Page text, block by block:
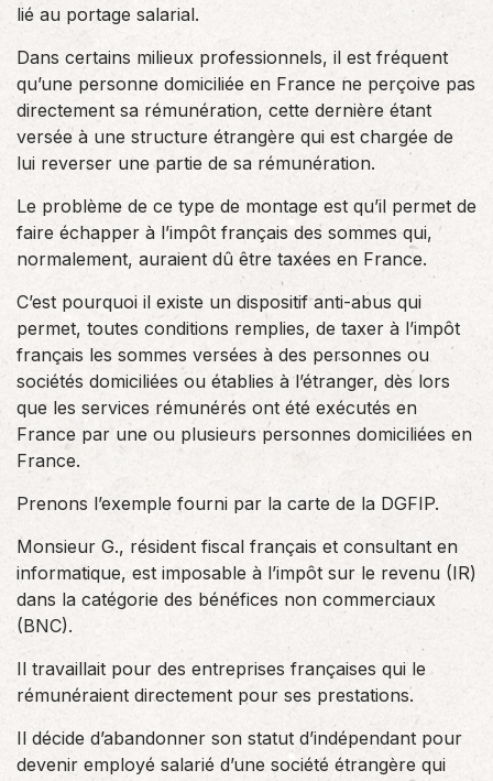
lié au portage salarial.
Dans certains milieux professionnels, il est fréquent
qu’une personne domiciliée en France ne perçoive pas
directement sa rémunération, cette dernière étant
versée à une structure étrangère qui est chargée de
lui reverser une partie de sa rémunération.
Le problème de ce type de montage est qu’il permet de
faire échapper à l’impôt français des sommes qui,
normalement, auraient dû être taxées en France.
C’est pourquoi il existe un dispositif anti-abus qui
permet, toutes conditions remplies, de taxer à l’impôt
français les sommes versées à des personnes ou
sociétés domiciliées ou établies à l’étranger, dès lors
que les services rémunérés ont été exécutés en
France par une ou plusieurs personnes domiciliées en
France.
Prenons l’exemple fourni par la carte de la DGFIP.
Monsieur G., résident fiscal français et consultant en
informatique, est imposable à l’impôt sur le revenu (IR)
dans la catégorie des bénéfices non commerciaux
(BNC).
Il travaillait pour des entreprises françaises qui le
rémunéraient directement pour ses prestations.
Il décide d’abandonner son statut d’indépendant pour
devenir employé salarié d’une société étrangère qui